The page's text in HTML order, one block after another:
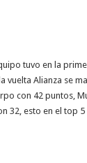
tuvo en la
vuelta Alianza se
con 42 puntos,
32, esto en el top